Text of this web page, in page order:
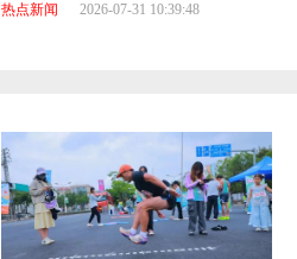
热点新闻 2026-07-31 10:39:48